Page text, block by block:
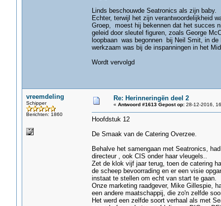
Linds beschouwde Seatronics als zijn baby.
Echter, terwijl het zijn verantwoordelijkheid
Groep, moest hij bekennen dat het succes
geleid door sleutel figuren, zoals George
loopbaan was begonnen bij Neil Smit, in
werkzaam was bij de inspanningen in het
Wordt vervolgd
vreemdeling
Schipper
Berichten: 1860
Re: Herinneringën deel 2
« Antwoord #1613 Gepost op:28-12-2016,
Hoofdstuk 12
De Smaak van de Catering Overzee.
Behalve het samengaan met Seatronics,
directeur , ook CIS onder haar vleugels..
Zet de klok vijf jaar terug, toen de catering
de scheep bevoorrading en er een visie
instaat te stellen om echt van start te gaan.
Onze marketing raadgever, Mike Gillespie,
een andere maatschappij, die zo'n zelfde
Het werd een zelfde soort verhaal als met